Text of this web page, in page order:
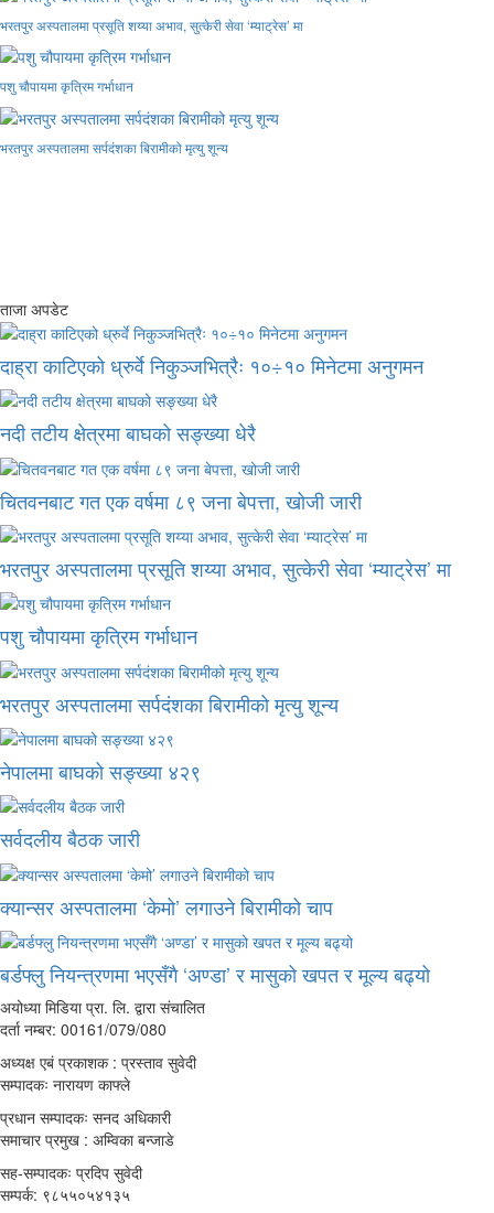
भरतपुर अस्पतालमा प्रसूति शय्या अभाव, सुत्केरी सेवा ‘म्याट्रेस’ मा
पशु चौपायमा कृत्रिम गर्भाधान
भरतपुर अस्पतालमा सर्पदंशका बिरामीको मृत्यु शून्य
ताजा अपडेट
दाह्रा काटिएको ध्रुर्वे निकुञ्जभित्रैः १०÷१० मिनेटमा अनुगमन
नदी तटीय क्षेत्रमा बाघको सङ्ख्या धेरै
चितवनबाट गत एक वर्षमा ८९ जना बेपत्ता, खोजी जारी
भरतपुर अस्पतालमा प्रसूति शय्या अभाव, सुत्केरी सेवा ‘म्याट्रेस’ मा
पशु चौपायमा कृत्रिम गर्भाधान
भरतपुर अस्पतालमा सर्पदंशका बिरामीको मृत्यु शून्य
नेपालमा बाघको सङ्ख्या ४२९
सर्वदलीय बैठक जारी
क्यान्सर अस्पतालमा ‘केमो’ लगाउने बिरामीको चाप
बर्डफ्लु नियन्त्रणमा भएसँगै ‘अण्डा’ र मासुको खपत र मूल्य बढ्यो
अयोध्या मिडिया प्रा. लि. द्वारा संचालित
दर्ता नम्बर: 00161/079/080
अध्यक्ष एबं प्रकाशक : प्रस्ताव सुवेदी
सम्पादकः नारायण काफ्ले
प्रधान सम्पादकः सनद अधिकारी
समाचार प्रमुख : अम्विका बन्जाडे
सह-सम्पादकः प्रदिप सुवेदी
सम्पर्क: ९८५५०५४१३५